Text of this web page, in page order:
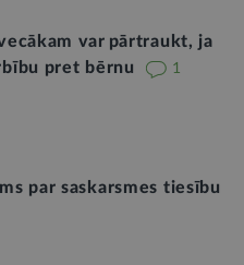
var pārtraukt, ja
pret bērnu
1
par saskarsmes tiesību